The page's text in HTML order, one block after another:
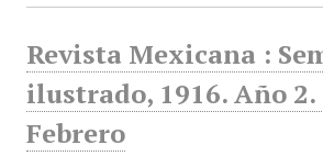
Revista Mexicana :
ilustrado, 1916. Año 2.
Febrero